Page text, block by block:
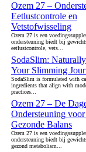
Ozem 27 –
Eetlustcontrole en
Vetstofwisseling
Ozem 27 is een
ondersteuning biedt bij
eetlustcontrole, vets...
SodaSlim:
Your Slimming
SodaSlim is formulated with
ingredients that align with
practices...
Ozem 27 – De
Ondersteuning voor
Gezonde Balans
Ozem 27 is een
ondersteuning biedt bij
gezond metabolism...